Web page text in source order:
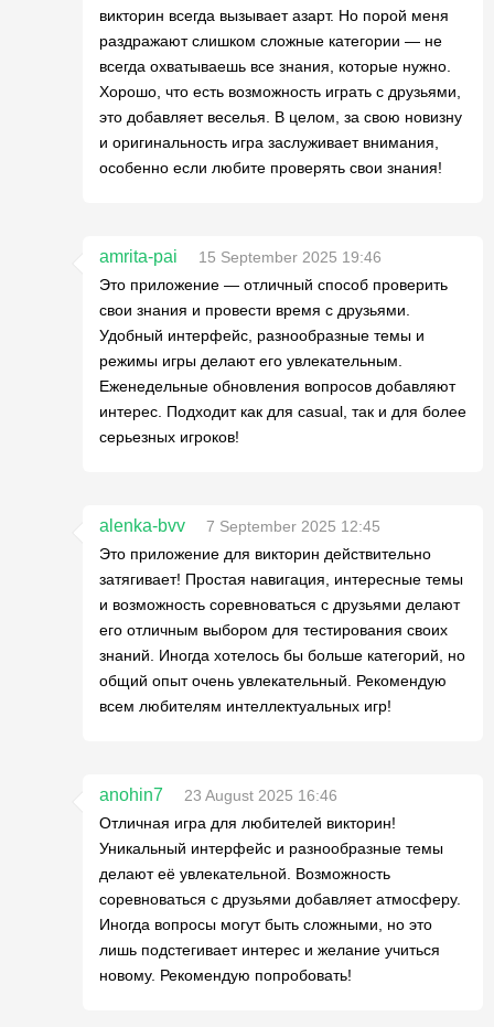
викторин всегда вызывает азарт. Но порой меня
раздражают слишком сложные категории — не
всегда охватываешь все знания, которые нужно.
Хорошо, что есть возможность играть с друзьями,
это добавляет веселья. В целом, за свою новизну
и оригинальность игра заслуживает внимания,
особенно если любите проверять свои знания!
amrita-pai
15 September 2025 19:46
Это приложение — отличный способ проверить
свои знания и провести время с друзьями.
Удобный интерфейс, разнообразные темы и
режимы игры делают его увлекательным.
Еженедельные обновления вопросов добавляют
интерес. Подходит как для casual, так и для более
серьезных игроков!
alenka-bvv
7 September 2025 12:45
Это приложение для викторин действительно
затягивает! Простая навигация, интересные темы
и возможность соревноваться с друзьями делают
его отличным выбором для тестирования своих
знаний. Иногда хотелось бы больше категорий, но
общий опыт очень увлекательный. Рекомендую
всем любителям интеллектуальных игр!
anohin7
23 August 2025 16:46
Отличная игра для любителей викторин!
Уникальный интерфейс и разнообразные темы
делают её увлекательной. Возможность
соревноваться с друзьями добавляет атмосферу.
Иногда вопросы могут быть сложными, но это
лишь подстегивает интерес и желание учиться
новому. Рекомендую попробовать!